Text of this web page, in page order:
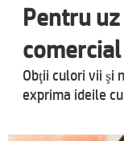
Pentru
comercial
Obţii culori vii şi
exprima ideile